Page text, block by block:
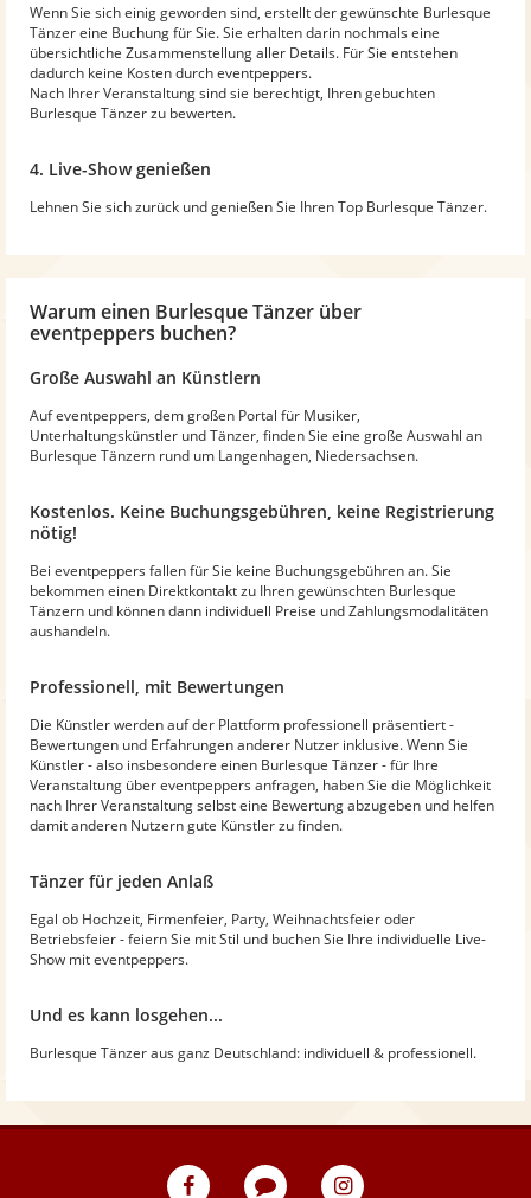
Wenn Sie sich einig geworden sind, erstellt der gewünschte Burlesque
Tänzer eine Buchung für Sie. Sie erhalten darin nochmals eine
übersichtliche Zusammenstellung aller Details. Für Sie entstehen
dadurch keine Kosten durch eventpeppers.
Nach Ihrer Veranstaltung sind sie berechtigt, Ihren gebuchten
Burlesque Tänzer zu bewerten.
4. Live-Show genießen
Lehnen Sie sich zurück und genießen Sie Ihren Top Burlesque Tänzer.
Warum einen Burlesque Tänzer über
eventpeppers buchen?
Große Auswahl an Künstlern
Auf eventpeppers, dem großen Portal für Musiker,
Unterhaltungskünstler und Tänzer, finden Sie eine große Auswahl an
Burlesque Tänzern rund um Langenhagen, Niedersachsen.
Kostenlos. Keine Buchungsgebühren, keine Registrierung
nötig!
Bei eventpeppers fallen für Sie keine Buchungsgebühren an. Sie
bekommen einen Direktkontakt zu Ihren gewünschten Burlesque
Tänzern und können dann individuell Preise und Zahlungsmodalitäten
aushandeln.
Professionell, mit Bewertungen
Die Künstler werden auf der Plattform professionell präsentiert -
Bewertungen und Erfahrungen anderer Nutzer inklusive. Wenn Sie
Künstler - also insbesondere einen Burlesque Tänzer - für Ihre
Veranstaltung über eventpeppers anfragen, haben Sie die Möglichkeit
nach Ihrer Veranstaltung selbst eine Bewertung abzugeben und helfen
damit anderen Nutzern gute Künstler zu finden.
Tänzer für jeden Anlaß
Egal ob Hochzeit, Firmenfeier, Party, Weihnachtsfeier oder
Betriebsfeier - feiern Sie mit Stil und buchen Sie Ihre individuelle Live-
Show mit eventpeppers.
Und es kann losgehen...
Burlesque Tänzer aus ganz Deutschland: individuell & professionell.
eventpeppers
Blog
eventpeppers